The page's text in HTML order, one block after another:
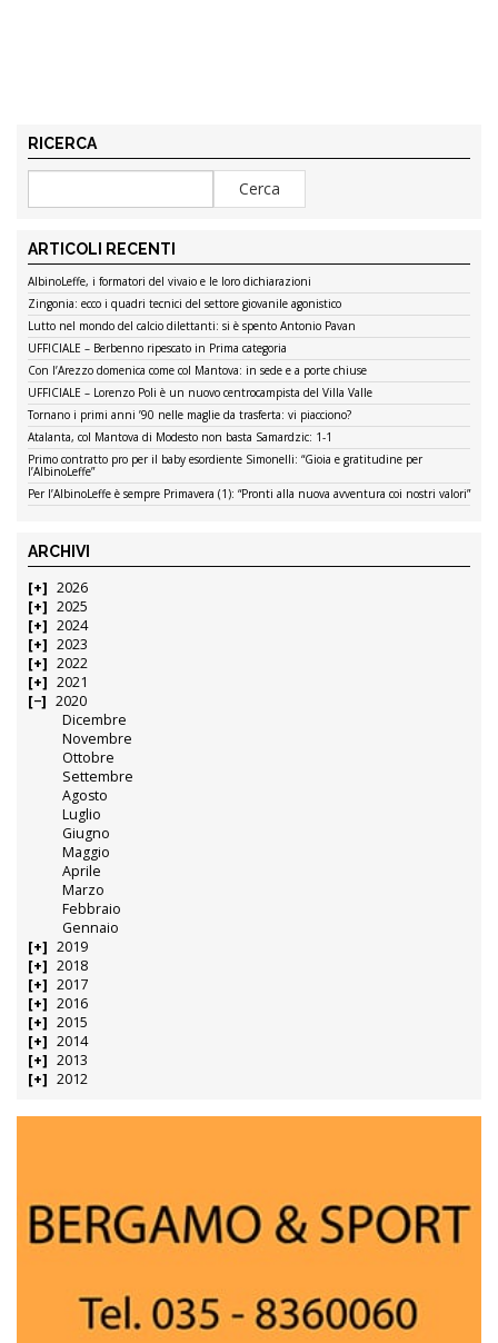
RICERCA
ARTICOLI RECENTI
AlbinoLeffe, i formatori del vivaio e le loro dichiarazioni
Zingonia: ecco i quadri tecnici del settore giovanile agonistico
Lutto nel mondo del calcio dilettanti: si è spento Antonio Pavan
UFFICIALE – Berbenno ripescato in Prima categoria
Con l’Arezzo domenica come col Mantova: in sede e a porte chiuse
UFFICIALE – Lorenzo Poli è un nuovo centrocampista del Villa Valle
Tornano i primi anni ’90 nelle maglie da trasferta: vi piacciono?
Atalanta, col Mantova di Modesto non basta Samardzic: 1-1
Primo contratto pro per il baby esordiente Simonelli: “Gioia e gratitudine per
l’AlbinoLeffe”
Per l’AlbinoLeffe è sempre Primavera (1): “Pronti alla nuova avventura coi nostri valori”
ARCHIVI
2026
2025
2024
2023
2022
2021
2020
Dicembre
Novembre
Ottobre
Settembre
Agosto
Luglio
Giugno
Maggio
Aprile
Marzo
Febbraio
Gennaio
2019
2018
2017
2016
2015
2014
2013
2012